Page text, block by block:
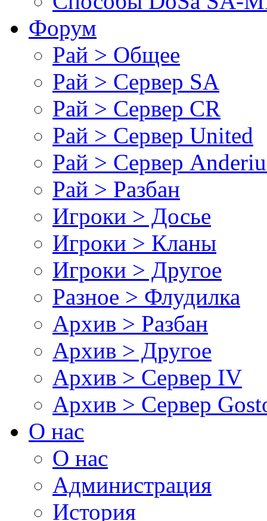
Форум
Рай > Общее
Рай > Сервер SA
Рай > Сервер CR
Рай > Сервер United
Рай > Сервер
Рай > Разбан
Игроки > Досье
Игроки > Кланы
Игроки > Другое
Разное > Флудилка
Архив > Разбан
Архив > Другое
Архив > Сервер IV
Архив > Сервер
О нас
О нас
Администрация
История